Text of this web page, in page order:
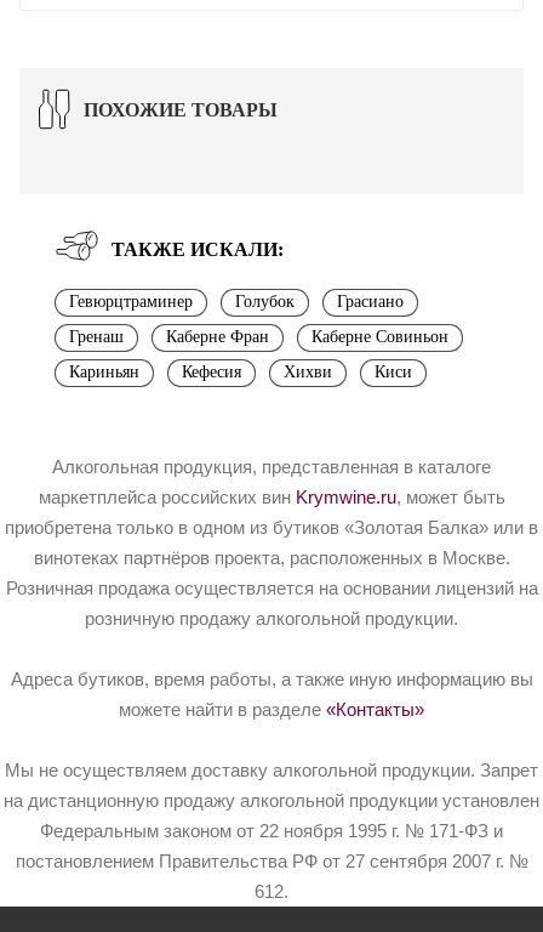
ПОХОЖИЕ ТОВАРЫ
ТАКЖЕ ИСКАЛИ:
Гевюрцтраминер Голубок
Грасиано
Гренаш
Каберне Фран
Каберне Совиньон
Кариньян
Кефесия Хихви Киси
Алкогольная продукция, представленная в каталоге
маркетплейса российских вин Krymwine.ru, может быть
приобретена только в одном из бутиков «Золотая Балка» или в
винотеках партнёров проекта, расположенных в Москве.
Розничная продажа осуществляется на основании лицензий на
розничную продажу алкогольной продукции.
Адреса бутиков, время работы, а также иную информацию вы
можете найти в разделе «Контакты»
Мы не осуществляем доставку алкогольной продукции. Запрет
на дистанционную продажу алкогольной продукции установлен
Федеральным законом от 22 ноября 1995 г. № 171-ФЗ и
постановлением Правительства РФ от 27 сентября 2007 г. №
612.